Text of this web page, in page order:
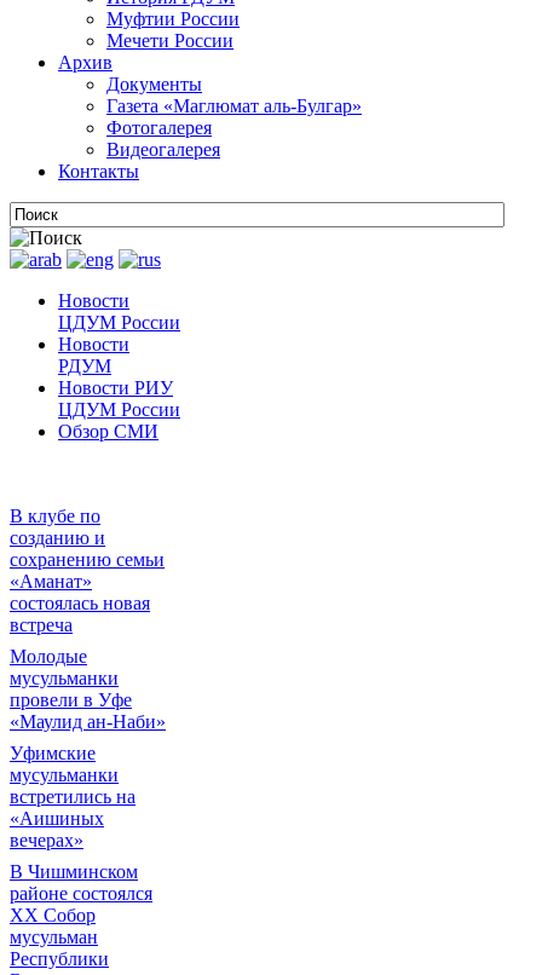
Муфтии России
Мечети России
Архив
Документы
Газета «Маглюмат аль-Булгар»
Фотогалерея
Видеогалерея
Контакты
Новости
ЦДУМ России
Новости
РДУМ
Новости РИУ
ЦДУМ России
Обзор СМИ
В клубе по
созданию и
сохранению семьи
«Аманат»
состоялась новая
встреча
Молодые
мусульманки
провели в Уфе
«Маулид ан-Наби»
Уфимские
мусульманки
встретились на
«Аишиных
вечерах»
В Чишминском
районе состоялся
XX Собор
мусульман
Республики